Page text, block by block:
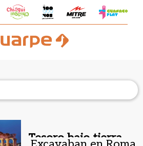
Tesoro bajo tierra.